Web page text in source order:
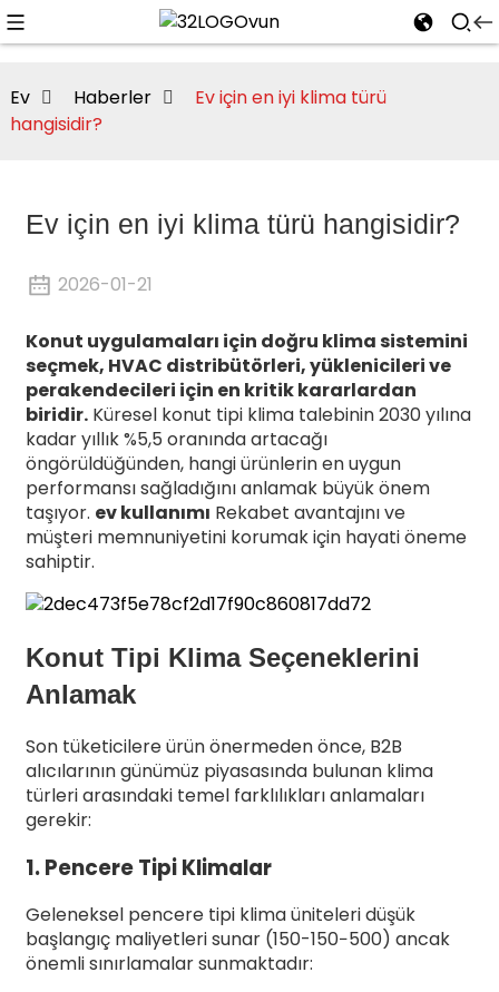
Ev Haberler
Ev için en iyi klima türü
hangisidir?
Ev için en iyi klima türü hangisidir?
2026-01-21
Konut uygulamaları için doğru klima sistemini
seçmek, HVAC distribütörleri, yüklenicileri ve
perakendecileri için en kritik kararlardan
biridir.Küresel konut tipi klima talebinin 2030 yılına
kadar yıllık %5,5 oranında artacağı
öngörüldüğünden, hangi ürünlerin en uygun
performansı sağladığını anlamak büyük önem
taşıyor. ev kullanımı Rekabet avantajını ve
müşteri memnuniyetini korumak için hayati öneme
sahiptir.
Konut Tipi Klima Seçeneklerini
Anlamak
Son tüketicilere ürün önermeden önce, B2B
alıcılarının günümüz piyasasında bulunan klima
türleri arasındaki temel farklılıkları anlamaları
gerekir:
1. Pencere Tipi Klimalar
Geleneksel pencere tipi klima üniteleri düşük
başlangıç ​​maliyetleri sunar (150-150−500) ancak
önemli sınırlamalar sunmaktadır: